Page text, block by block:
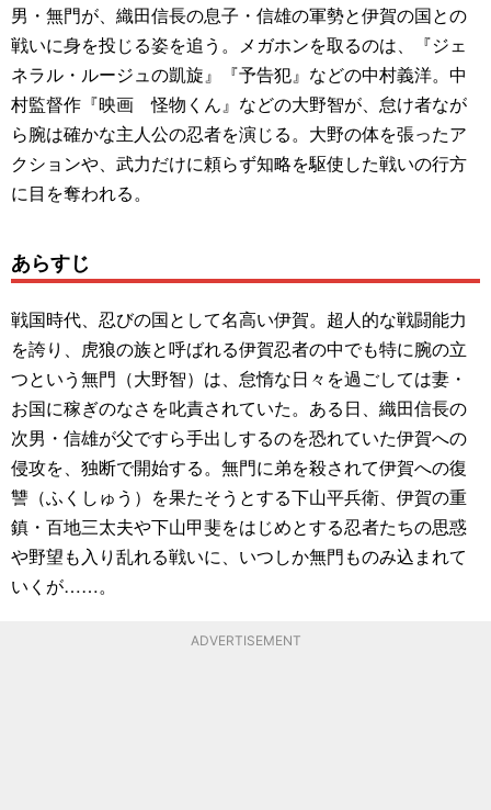
男・無門が、織田信長の息子・信雄の軍勢と伊賀の国との
戦いに身を投じる姿を追う。メガホンを取るのは、『ジェ
ネラル・ルージュの凱旋』『予告犯』などの中村義洋。中
村監督作『映画 怪物くん』などの大野智が、怠け者なが
ら腕は確かな主人公の忍者を演じる。大野の体を張ったア
クションや、武力だけに頼らず知略を駆使した戦いの行方
に目を奪われる。
あらすじ
戦国時代、忍びの国として名高い伊賀。超人的な戦闘能力
を誇り、虎狼の族と呼ばれる伊賀忍者の中でも特に腕の立
つという無門（大野智）は、怠惰な日々を過ごしては妻・
お国に稼ぎのなさを叱責されていた。ある日、織田信長の
次男・信雄が父ですら手出しするのを恐れていた伊賀への
侵攻を、独断で開始する。無門に弟を殺されて伊賀への復
讐（ふくしゅう）を果たそうとする下山平兵衛、伊賀の重
鎮・百地三太夫や下山甲斐をはじめとする忍者たちの思惑
や野望も入り乱れる戦いに、いつしか無門ものみ込まれて
いくが……。
ADVERTISEMENT